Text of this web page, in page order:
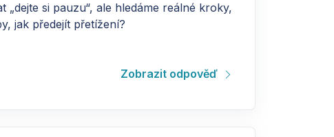
si pauzu“, ale hledáme reálné kroky,
jak předejít přetížení?
Zobrazit odpověď